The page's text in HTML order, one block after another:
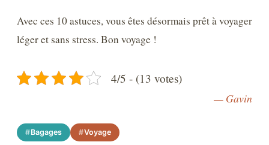
Avec ces 10 astuces, vous êtes désormais prêt à voyager
léger et sans stress. Bon voyage !
4/5 - (13 votes)
— Gavin
Bagages Voyage